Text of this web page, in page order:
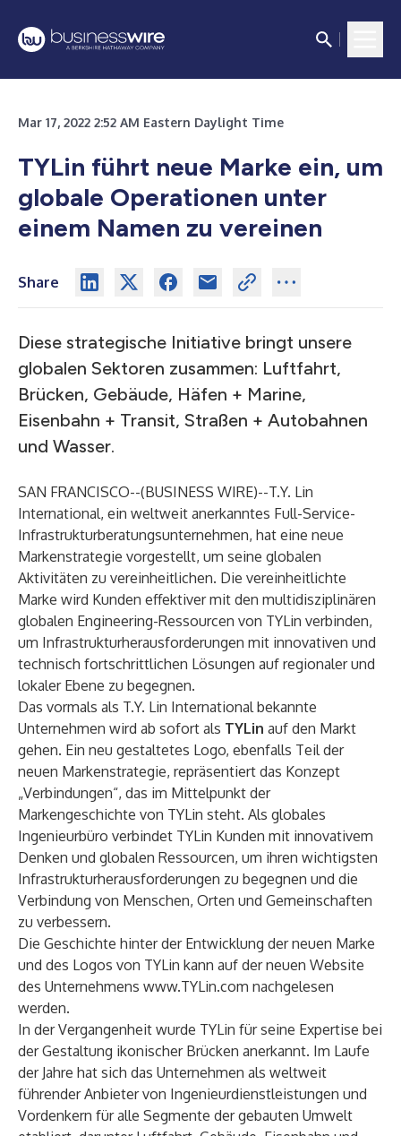
Mar 17, 2022 2:52 AM Eastern Daylight Time
TYLin führt neue Marke ein, um
globale Operationen unter
einem Namen zu vereinen
Share
Diese strategische Initiative bringt unsere
globalen Sektoren zusammen: Luftfahrt,
Brücken, Gebäude, Häfen + Marine,
Eisenbahn + Transit, Straßen + Autobahnen
und Wasser.
SAN FRANCISCO--(BUSINESS WIRE)--T.Y. Lin
International, ein weltweit anerkanntes Full-Service-
Infrastrukturberatungsunternehmen, hat eine neue
Markenstrategie vorgestellt, um seine globalen
Aktivitäten zu vereinheitlichen. Die vereinheitlichte
Marke wird Kunden effektiver mit den multidisziplinären
globalen Engineering-Ressourcen von TYLin verbinden,
um Infrastrukturherausforderungen mit innovativen und
technisch fortschrittlichen Lösungen auf regionaler und
lokaler Ebene zu begegnen.
Das vormals als T.Y. Lin International bekannte
Unternehmen wird ab sofort als TYLin auf den Markt
gehen. Ein neu gestaltetes Logo, ebenfalls Teil der
neuen Markenstrategie, repräsentiert das Konzept
„Verbindungen“, das im Mittelpunkt der
Markengeschichte von TYLin steht. Als globales
Ingenieurbüro verbindet TYLin Kunden mit innovativem
Denken und globalen Ressourcen, um ihren wichtigsten
Infrastrukturherausforderungen zu begegnen und die
Verbindung von Menschen, Orten und Gemeinschaften
zu verbessern.
Die Geschichte hinter der Entwicklung der neuen Marke
und des Logos von TYLin kann auf der neuen Website
des Unternehmens www.TYLin.com nachgelesen
werden.
In der Vergangenheit wurde TYLin für seine Expertise bei
der Gestaltung ikonischer Brücken anerkannt. Im Laufe
der Jahre hat sich das Unternehmen als weltweit
führender Anbieter von Ingenieurdienstleistungen und
Vordenkern für alle Segmente der gebauten Umwelt